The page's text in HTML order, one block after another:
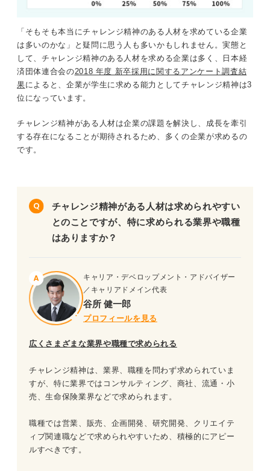
「そもそも本当にチャレンジ精神のある人材を求めている企業
は多いのかな」と疑問に思う人も多いかもしれません。実態と
して、チャレンジ精神のある人材を求める企業は多く、日本経
済団体連合会の2018 年度 新卒採用に関するアンケート調査結
果によると、企業が学生に求める能力としてチャレンジ精神は3
位になっています。
チャレンジ精神がある人材は企業の課題を解決し、成長を牽引
する存在になることが期待されるため、多くの企業が求めるの
です。
チャレンジ精神がある人材は求められやすい
とのことですが、特に求められる業界や職種
はありますか？
キャリア・デベロップメント・アドバイザー
／キャリアドメイン代表
谷所 健一郎
プロフィールを見る
広くさまざまな業界や職種で求められる
チャレンジ精神は、業界、職種を問わず求められていま
すが、特に業界ではコンサルティング、商社、流通・小
売、生命保険業界などで求められます。
職種では営業、販売、企画開発、研究開発、クリエイテ
ィブ関連職などで求められやすいため、積極的にアピー
ルすべきです。
事務職（苦手や困難にチャレンジする）
研究職（新しいことにチャレンジする）
研究職（苦手や困難にチャレンジする）
企業の目線を踏まえたチャレンジ精神のアピールで選考を
突破しよう